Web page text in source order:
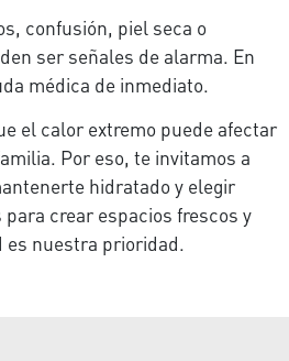
confusión, piel seca o
ser señales de alarma. En
médica de inmediato.
el calor extremo puede afectar
Por eso, te invitamos a
hidratado y elegir
crear espacios frescos y
es nuestra prioridad.